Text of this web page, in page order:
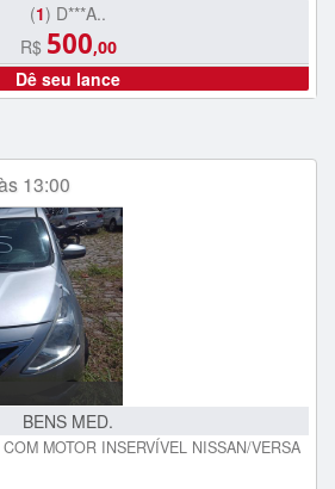
(1) D***A..
R$ 500,00
Dê seu lance
13:00
BENS MED.
MOTOR INSERVÍVEL NISSAN/VERSA